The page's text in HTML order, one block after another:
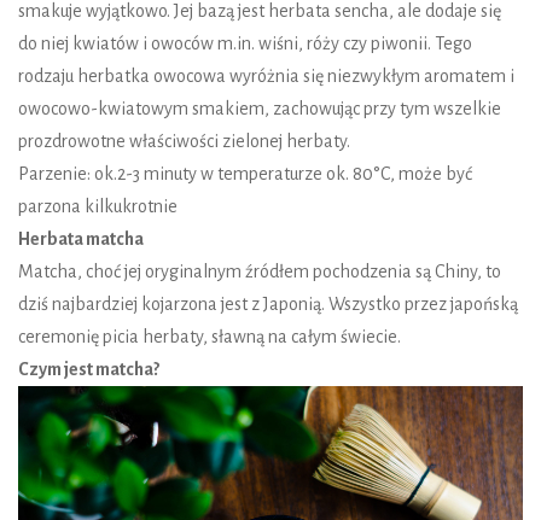
smakuje wyjątkowo. Jej bazą jest herbata sencha, ale dodaje się
do niej kwiatów i owoców m.in. wiśni, róży czy piwonii. Tego
rodzaju herbatka owocowa wyróżnia się niezwykłym aromatem i
owocowo-kwiatowym smakiem, zachowując przy tym wszelkie
prozdrowotne właściwości zielonej herbaty.
Parzenie: ok.2-3 minuty w temperaturze ok. 80°C, może być
parzona kilkukrotnie
Herbata matcha
Matcha, choć jej oryginalnym źródłem pochodzenia są Chiny, to
dziś najbardziej kojarzona jest z Japonią. Wszystko przez japońską
ceremonię picia herbaty, sławną na całym świecie.
Czym jest matcha?